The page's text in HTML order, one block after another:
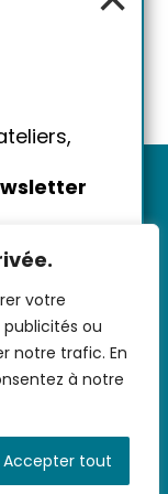
votre
ou
notre trafic. En
à notre
Accepter tout
-Données
- FAQ